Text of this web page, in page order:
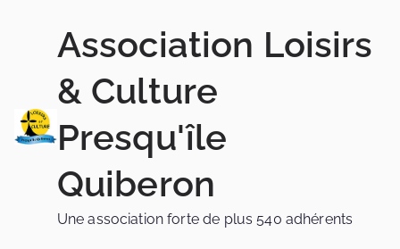
Association Loisirs
& Culture
Presqu'île
Quiberon
Une association forte de plus 540 adhérents